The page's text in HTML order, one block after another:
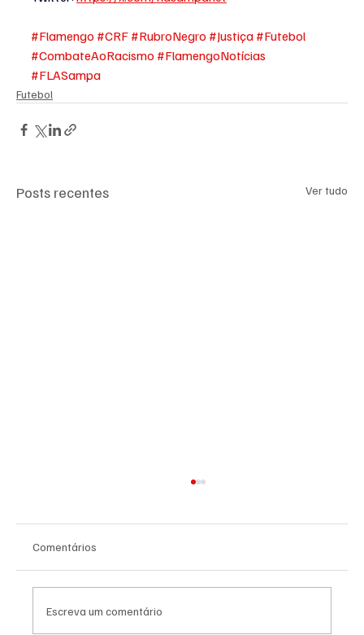
#Flamengo #CRF #RubroNegro #Justiça #Futebol
#CombateAoRacismo #FlamengoNotícias
#FLASampa
Futebol
Posts recentes Ver tudo
Comentários
Escreva um comentário